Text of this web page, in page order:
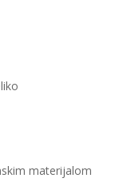
materijalom